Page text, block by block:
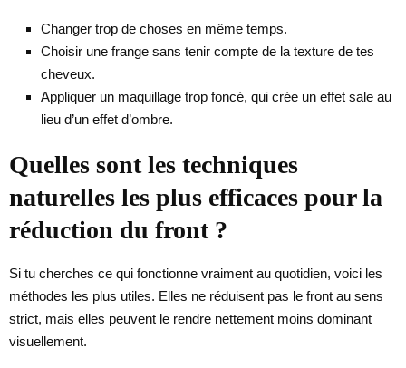
Changer trop de choses en même temps.
Choisir une frange sans tenir compte de la texture de tes
cheveux.
Appliquer un maquillage trop foncé, qui crée un effet sale au
lieu d’un effet d’ombre.
Quelles sont les techniques
naturelles les plus efficaces pour la
réduction du front ?
Si tu cherches ce qui fonctionne vraiment au quotidien, voici les
méthodes les plus utiles. Elles ne réduisent pas le front au sens
strict, mais elles peuvent le rendre nettement moins dominant
visuellement.